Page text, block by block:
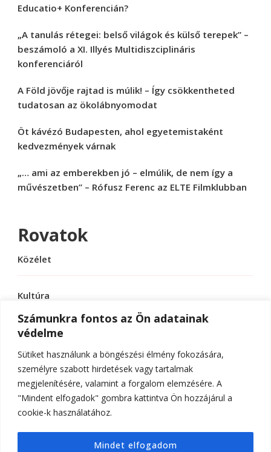
Számunkra fontos az Ön adatainak
védelme
Sütiket használunk a böngészési élmény fokozására,
személyre szabott hirdetések vagy tartalmak
megjelenítésére, valamint a forgalom elemzésére. A
"Mindent elfogadok" gombra kattintva Ön hozzájárul a
cookie-k használatához.
Mindet elfogadom
Educatio+ Konferencián?
„A tanulás rétegei: belső világok és külső terepek” –
beszámoló a XI. Illyés Multidiszciplináris
konferenciáról
A Föld jövője rajtad is múlik! – Így csökkentheted
tudatosan az ökolábnyomodat
Öt kávézó Budapesten, ahol egyetemistaként
kedvezmények várnak
„… ami az emberekben jó – elmúlik, de nem így a
művészetben” – Rófusz Ferenc az ELTE Filmklubban
Rovatok
Közélet
Kultúra
Sport
Tudomány
© Szerzői jog 2026ELTE Online